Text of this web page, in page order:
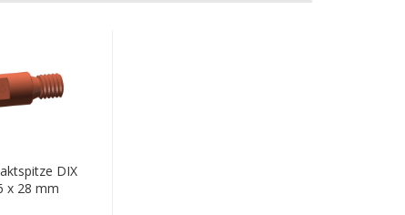
DIX
x 28 mm